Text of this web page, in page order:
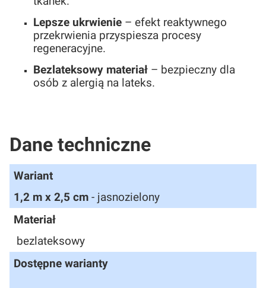
Lepsze ukrwienie – efekt reaktywnego
przekrwienia przyspiesza procesy
regeneracyjne.
Bezlateksowy materiał – bezpieczny dla
osób z alergią na lateks.
Dane techniczne
Wariant
1,2 m x 2,5 cm - jasnozielony
Materiał
bezlateksowy
Dostępne warianty